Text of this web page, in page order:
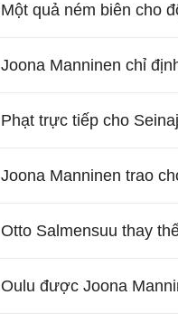
Một quả ném biên cho
Joona Manninen chỉ
Phạt trực tiếp cho
Joona Manninen trao
Otto Salmensuu thay
Oulu được Joona